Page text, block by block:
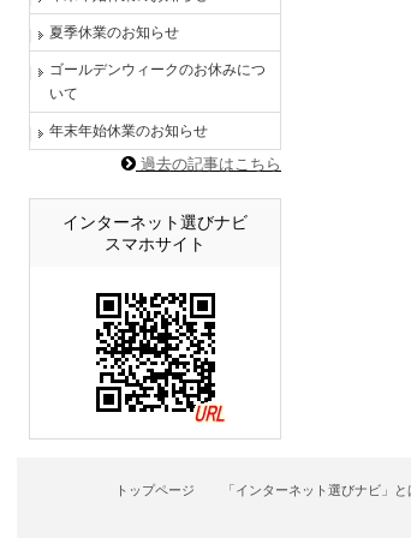
夏季休業のお知らせ
ゴールデンウィークのお休みにつ
いて
年末年始休業のお知らせ
過去の記事はこちら
インターネット選びナビ
スマホサイト
トップページ 「インターネット選びナビ」と